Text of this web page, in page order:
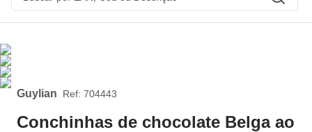
Guylian : 704443
Conchinhas de chocolate Belga ao